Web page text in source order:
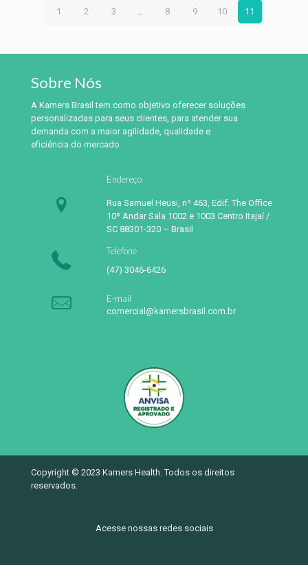
1 2 3 … 8 9 10 11
Sobre Nós
A Kamers Brasil tem como objetivo oferecer soluções
personalizadas para seus clientes, para atender sua
demanda com a maior agilidade, qualidade e
eficiência do mercado
Endereço
Rua Samuel Heusi, nº 463, Edif. The Office
10º Andar Sala 1002 e 1003 Centro Itajaí /
SC 88301-320 – Brasil
Telefone
(47) 3046-6426
E-mail
comercial@kamersbrasil.com.br
Copyright © 2023 Kamers Health. Todos os direitos
reservados.
Acesse nossas redes sociais